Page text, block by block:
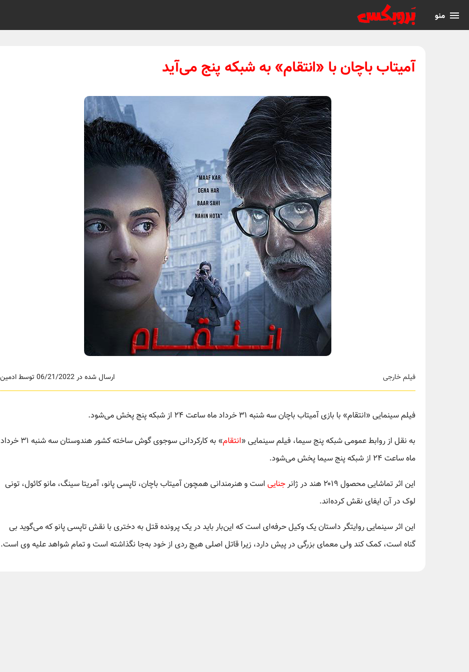
منو
آمیتاب باچان با «انتقام» به شبکه پنج می‌آید
ارسال شده در 06/21/2022 توسط ادمین فیلم خارجی
فیلم سینمایی «انتقام» با بازی آمیتاب باچان سه شنبه ۳۱ خرداد ماه ساعت ۲۴ از شبکه پنج پخش می‌شود.
به نقل از روابط عمومی شبکه پنج سیما، فیلم سینمایی «انتقام
» به کارکردانی سوجوی گوش ساخته کشور هندوستان سه شنبه ۳۱ خرداد
ماه ساعت ۲۴ از شبکه پنج سیما پخش می‌شود.
این اثر تماشایی محصول ۲۰۱۹ هند در ژانر جنایی است و هنرمندانی همچون آمیتاب باچان، تاپسی پانو، آمریتا سینگ، مانو کائول، تونی
لوک در آن ایفای نقش کرده‌اند.
این اثر سینمایی روایتگر داستان یک وکیل حرفه‌ای است که این‌بار باید در یک پرونده قتل به دختری با نقش تاپسی پانو که می‌گوید بی
گناه است، کمک کند ولی معمای بزرگی در پیش دارد، زیرا قاتل اصلی هیچ ردی از خود به‌جا نگذاشته است و تمام شواهد علیه وی است.